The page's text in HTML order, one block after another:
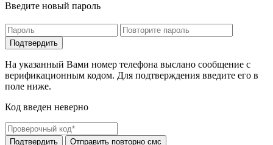
Введите новый пароль
На указанный Вами номер телефона выслано сообщение с
верификационным кодом. Для подтверждения введите его в
поле ниже.
Код введен неверно